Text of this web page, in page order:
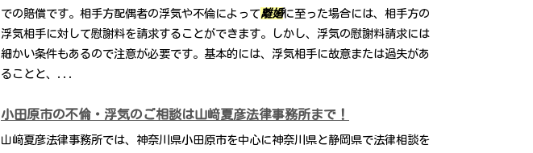
での賠償です。相手方配偶者の浮気や不倫によって離婚に至った場合には、相手方の
浮気相手に対して慰謝料を請求することができます。しかし、浮気の慰謝料請求には
細かい条件もあるので注意が必要です。基本的には、浮気相手に故意または過失があ
ることと、...
小田原市の不倫・浮気のご相談は山﨑夏彦法律事務所まで！
山﨑夏彦法律事務所では、神奈川県小田原市を中心に神奈川県と静岡県で法律相談を